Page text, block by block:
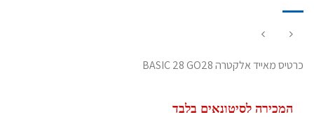
כרטיס מאייד אלקטרה BASIC 28 GO28
המכירה לסיטונאים בלבד